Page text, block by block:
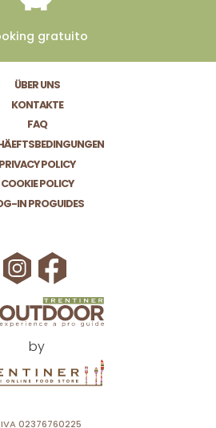
gratuito
ÜBER UNS
KONTAKTE
FAQ
PRIVACY POLICY
COOKIE POLICY
IN PROGUIDES
by
02376760225